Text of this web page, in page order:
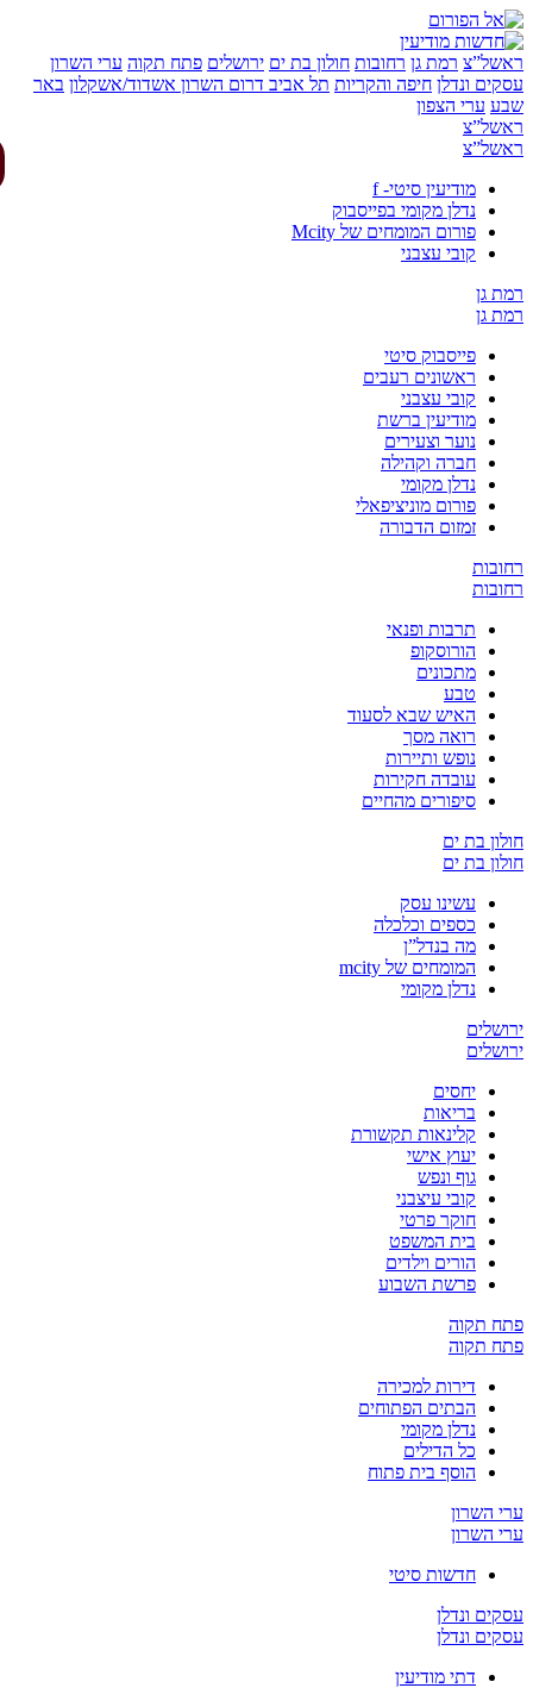
רמת גן רחובות חולון בת ים ירושלים פתח תקוה ערי השרון
ונדלן חיפה והקריות תל אביבדרום השרוןאשדוד/אשקלון באר
ערי הצפון
מודיעין סיטי- f
נדלן מקומי בפייסבוק
פורום המומחים של Mcity
קובי עצבני
גן
גן
פייסבוק סיטי
ראשונים רעבים
קובי עצבני
מודיעין ברשת
נוער וצעירים
חברה וקהילה
נדלן מקומי
פורום מוניציפאלי
זמזום הדבורה
תרבות ופנאי
הורוסקופ
מתכונים
טבע
האיש שבא לסעוד
רואה מסך
נופש ותיירות
עובדה חקירות
סיפורים מהחיים
בת ים
בת ים
עשינו עסק
כספים וכלכלה
מה בנדל”ן
המומחים של mcity
נדלן מקומי
יחסים
בריאות
קלינאות תקשורת
יעוץ אישי
גוף ונפש
קובי עיצבני
חוקר פרטי
בית המשפט
הורים וילדים
פרשת השבוע
תקוה
תקוה
דירות למכירה
הבתים הפתוחים
נדלן מקומי
כל הדילים
הוסף בית פתוח
השרון
השרון
חדשות סיטי
ונדלן
ונדלן
דתי מודיעין